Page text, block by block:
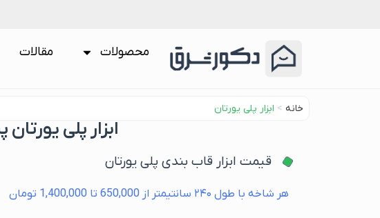
محصولات مقالات
خانه > ابزار پلی یورتان
ابزار پلی
قیمت ابزار قاب بندی پلی یورتان
هر شاخه با طول ۲۴۰ سانتیمتر از 650,000 تا 1,400,000 تومان